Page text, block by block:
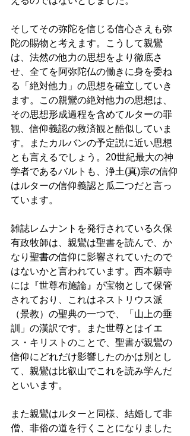
そしてその弥陀を信じる信心さえも弥
陀の賜物と考えます。こうして親鸞
は、法然の他力の思想をより徹底さ
せ、全てを阿弥陀仏の働きに身を委ね
る「絶対他力」の思想を確立していき
ます。この親鸞の絶対他力の思想は、
その思想形成過程を含めてルターの罪
観、信仰義認の救済観と酷似していま
す。またカルバンの予定説に近い思想
とも言えるでしょう。20世紀最大の神
学者であるバルトも、浄土(真)宗の信仰
はルターの信仰義認と瓜二つだと言っ
ています。
雑誌レムナントを発行されている久保
有政牧師は、親鸞は聖書を読んで、か
なり聖書の信仰に影響されていたので
はないかと言われています。西本願寺
には『世尊布施論』が宝物として保管
されており、これはネストリウス派
（景教）の聖典の一つで、「山上の垂
訓」の漢訳です。また世尊とはイエ
ス・キリストのことで、聖書が親鸞の
信仰にどれだけ影響したのかは別とし
て、親鸞は比叡山でこれを読み学んだ
といいます。
また親鸞はルターと同様、結婚して非
僧、非俗の道を行くことになりました